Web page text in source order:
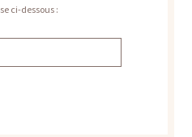
ci-dessous :